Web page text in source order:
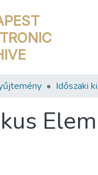
Időszaki